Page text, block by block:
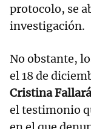
protocolo, se
investigación.
No obstante,
el 18 de
Cristina
el testimonio